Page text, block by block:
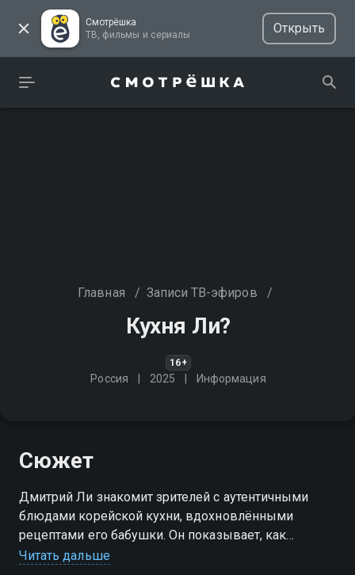
Смотрёшка
ТВ, фильмы и сериалы
Открыть
Главная / Записи ТВ-эфиров /
Кухня Ли?
16+
Россия 2025 Информация
Сюжет
Дмитрий Ли знакомит зрителей с аутентичными
блюдами корейской кухни, вдохновлёнными
рецептами его бабушки. Он показывает, как
приготовить любимые блюда просто и доступно,
Читать дальше